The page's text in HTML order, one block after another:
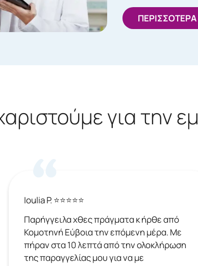
ΠΕΡΙΣΣΟΤΕΡΑ
για την
Ioulia P. ⭐⭐⭐⭐⭐
Παρήγγειλα χθες πράγματα κ ήρθε από
Κομοτηνή Εύβοια την επόμενη μέρα. Με
πήραν στα 10 λεπτά από την ολοκλήρωση
της παραγγελίας μου για να με